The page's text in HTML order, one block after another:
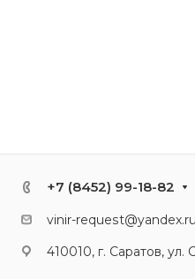
+7 (8452) 99-18-82
vinir-request@yandex.ru
410010, г. Саратов, ул.